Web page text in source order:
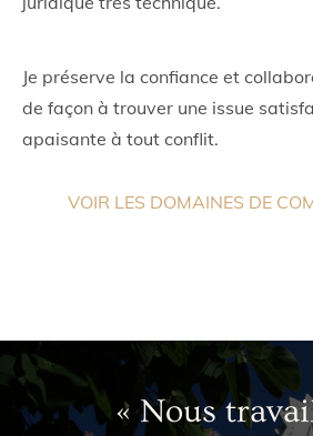
Je préserve la confiance et
de façon à trouver une issue
apaisante à tout conflit.
VOIR LES DOMAINES DE
« Nous